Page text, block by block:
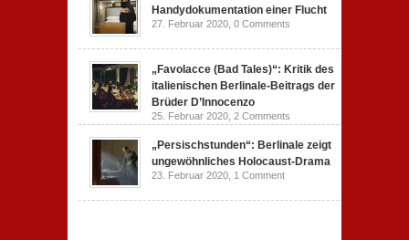
Handydokumentation einer Flucht
27. Februar 2020, 0 Comments
„Favolacce (Bad Tales)“: Kritik des
italienischen Berlinale-Beitrags der
Brüder D’Innocenzo
25. Februar 2020, 2 Comments
„Persischstunden“: Berlinale zeigt
ungewöhnliches Holocaust-Drama
23. Februar 2020, 1 Comment